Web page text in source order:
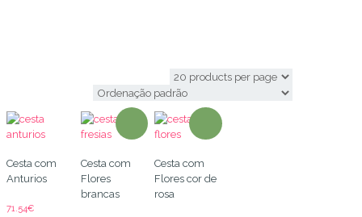
Cesta com
Anturios
71.54€
Cesta com
Flores
brancas
Cesta com
Flores cor de
rosa